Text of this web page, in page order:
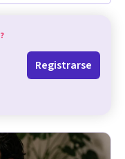
?
Registrarse